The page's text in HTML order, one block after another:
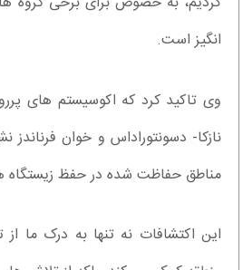
انگیز است.
وی تاکید کرد که اکوسیستم های
نازکا- دسونتوراداس و خوان
مناطق حفاظت شده در حفظ
این اکتشافات نه تنها به درک ما